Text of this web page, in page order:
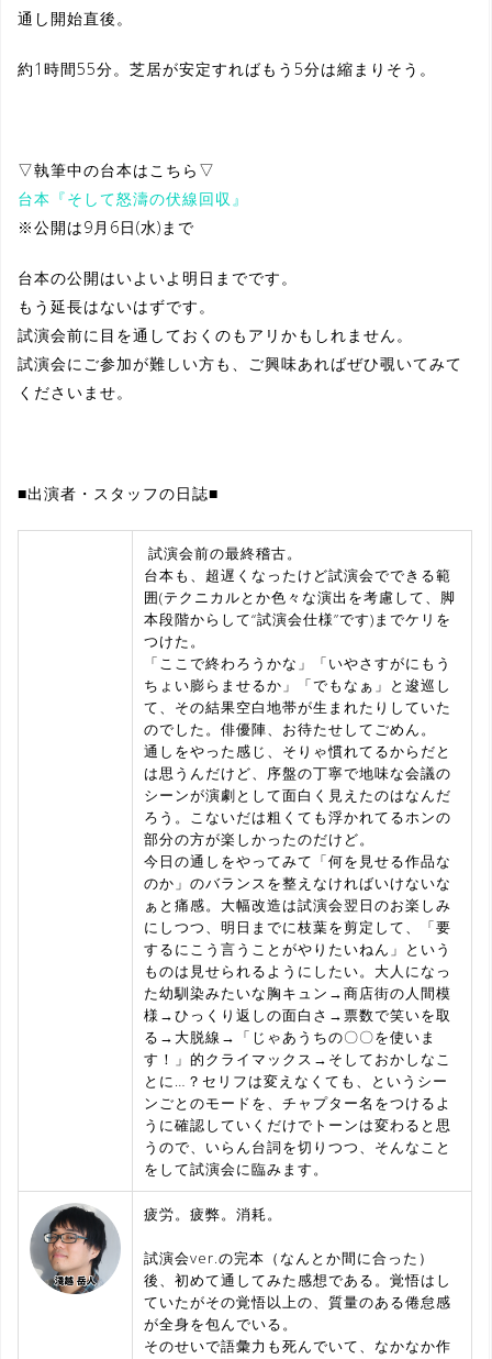
通し開始直後。
約1時間55分。芝居が安定すればもう5分は縮まりそう。
▽執筆中の台本はこちら▽
台本『そして怒濤の伏線回収』
※公開は9月6日(水)まで
台本の公開はいよいよ明日までです。
もう延長はないはずです。
試演会前に目を通しておくのもアリかもしれません。
試演会にご参加が難しい方も、ご興味あればぜひ覗いてみて
くださいませ。
■出演者・スタッフの日誌■
試演会前の最終稽古。
台本も、超遅くなったけど試演会でできる範
囲(テクニカルとか色々な演出を考慮して、脚
本段階からして“試演会仕様”です)までケリを
つけた。
「ここで終わろうかな」「いやさすがにもう
ちょい膨らませるか」「でもなぁ」と逡巡し
て、その結果空白地帯が生まれたりしていた
のでした。俳優陣、お待たせしてごめん。
通しをやった感じ、そりゃ慣れてるからだと
は思うんだけど、序盤の丁寧で地味な会議の
シーンが演劇として面白く見えたのはなんだ
ろう。こないだは粗くても浮かれてるホンの
部分の方が楽しかったのだけど。
今日の通しをやってみて「何を見せる作品な
のか」のバランスを整えなければいけないな
ぁと痛感。大幅改造は試演会翌日のお楽しみ
にしつつ、明日までに枝葉を剪定して、「要
するにこう言うことがやりたいねん」という
ものは見せられるようにしたい。 大人になっ
た幼馴染みたいな胸キュン→商店街の人間模
様→ひっくり返しの面白さ→票数で笑いを取
る→大脱線→「じゃあうちの〇〇を使いま
す！」的クライマックス→そしておかしなこ
とに…？ セリフは変えなくても、というシー
ンごとのモードを、チャプター名をつけるよ
うに確認していくだけでトーンは変わると思
うので、いらん台詞を切りつつ、そんなこと
をして試演会に臨みます。
疲労。疲弊。消耗。
試演会ver.の完本（なんとか間に合った）
後、初めて通してみた感想である。覚悟はし
ていたがその覚悟以上の、質量のある倦怠感
が全身を包んでいる。
そのせいで語彙力も死んでいて、なかなか作